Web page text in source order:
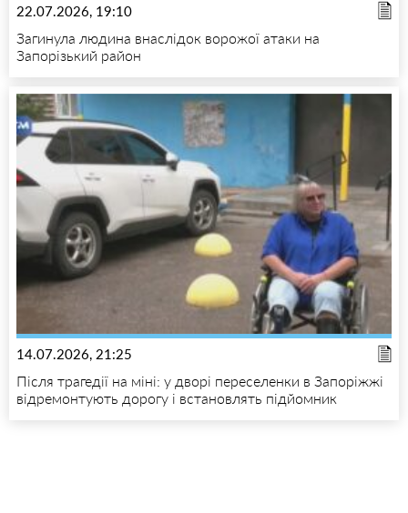
22.07.2026, 19:10
Загинула людина внаслідок ворожої атаки на
Запорізький район
14.07.2026, 21:25
Після трагедії на міні: у дворі переселенки в Запоріжжі
відремонтують дорогу і встановлять підйомник